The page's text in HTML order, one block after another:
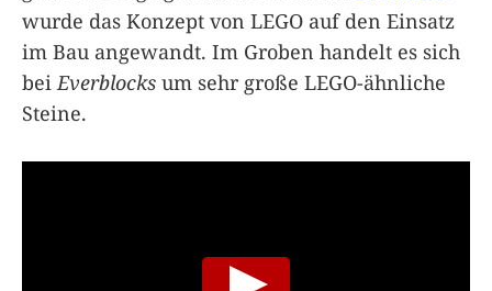
wurde das Konzept von LEGO auf den Einsatz
im Bau angewandt. Im Groben handelt es sich
bei Everblocks um sehr große LEGO-ähnliche
Steine.